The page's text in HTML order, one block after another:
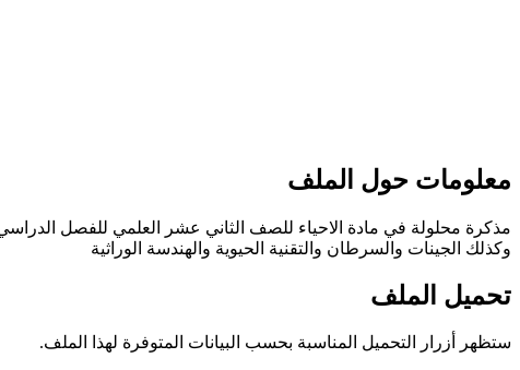
معلومات حول الملف
وكذلك الجينات والسرطان والتقنية الحيوية والهندسة الوراثية
تحميل الملف
ستظهر أزرار التحميل المناسبة بحسب البيانات المتوفرة لهذا الملف.